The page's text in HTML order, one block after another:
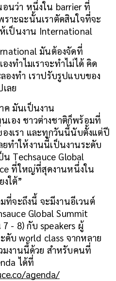
อนว่า หนึ่งใน barrier ที่
าะฉะนั้นเราตัดสินใจที่จะ
เป็นงาน International
มันต้องจัดที่
งทำไมเราจะทำไม่ได้ คิด
องทำ เราปรับรูปแบบของ
ลย
ค มันเป็นงาน
เอง ชาวต่างชาติก็พร้อมที่
งเรา และทุกวันนี้นับตั้งแต่ปี
ทำให้งานนี้เป็นงานระดับ
น Techsauce Global
ที่ใหญ่ที่สุดงานหนึ่งใน
ใต้”
ที่จะถึงนี้ จะมีงานอีเวนต์
Global Summit
- 8) กับ speakers ผู้
ดับ world class จากหลาย
มงานนี้ด้วย สำหรับคนที่
ได้ที่
agenda/